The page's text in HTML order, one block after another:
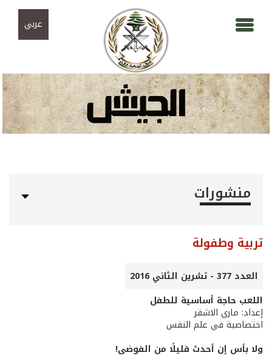
عربي
منشورات
تربية وطفولة
العدد 377 - تشرين الثاني 2016
اللعب حاجة أساسية للطفل
إعداد: ماري الاشقر
اختصاصية في علم النفس
ولا بأس إن أحدث قليلًا من الفوضى!